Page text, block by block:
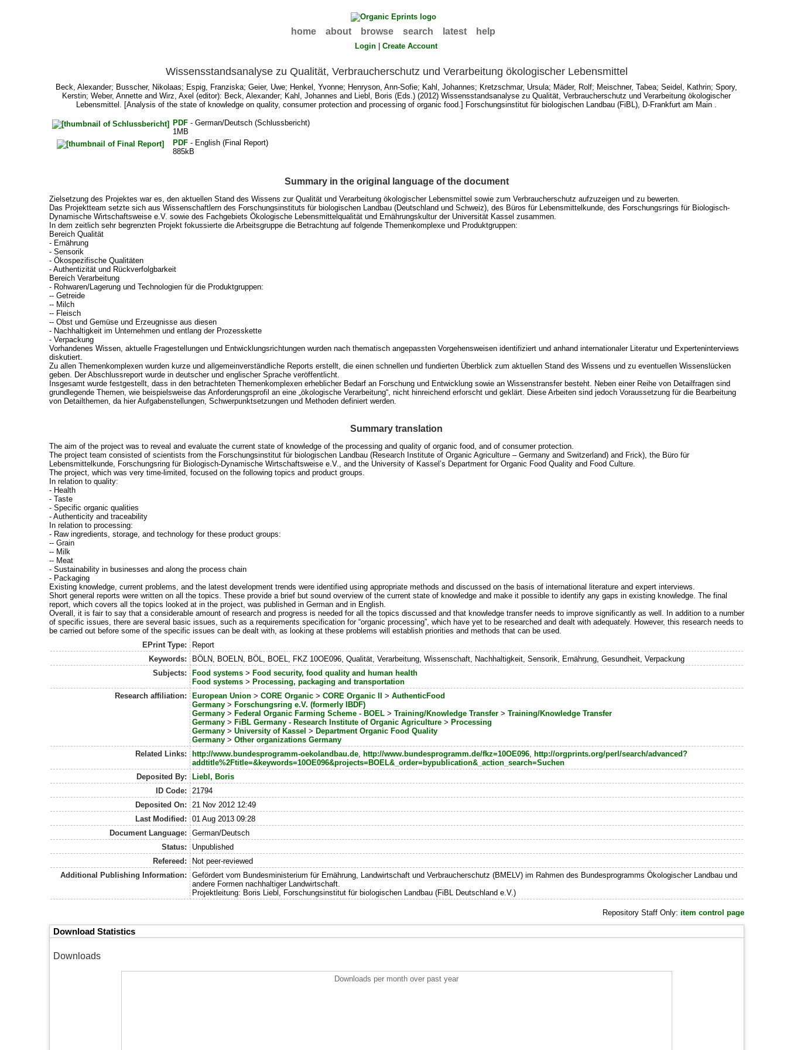
home about browse search latest help
Login |Create Account
Wissensstandsanalyse zu Qualität, Verbraucherschutz und Verarbeitung ökologischer Lebensmittel
Beck, Alexander; Busscher, Nikolaas; Espig, Franziska;Geier, Uwe; Henkel, Yvonne; Henryson, Ann-Sofie; Kahl, Johannes; Kretzschmar, Ursula; Mäder, Rolf; Meischner, Tabea;Seidel, Kathrin;Spory,
Kerstin;Weber, Annette andWirz, Axel (editor): Beck, Alexander; Kahl, Johannes and Liebl, Boris (Eds.) (2012) Wissensstandsanalyse zu Qualität, Verbraucherschutz und Verarbeitung ökologischer
Lebensmittel. [Analysis of the state of knowledge on quality, consumer protection and processing of organic food.] Forschungsinstitut für biologischen Landbau (FiBL), D-Frankfurt am Main .
PDF- German/Deutsch (Schlussbericht)
1MB
PDF- English (Final Report)
885kB
Summary in the original language of the document
Zielsetzung des Projektes war es, den aktuellen Stand des Wissens zur Qualität und Verarbeitung ökologischer Lebensmittel sowie zum Verbraucherschutz aufzuzeigen und zu bewerten.
Das Projektteam setzte sich aus Wissenschaftlern des Forschungsinstituts für biologischen Landbau (Deutschland und Schweiz), des Büros für Lebensmittelkunde, des Forschungsrings für Biologisch-
Dynamische Wirtschaftsweise e.V. sowie des Fachgebiets Ökologische Lebensmittelqualität und Ernährungskultur der Universität Kassel zusammen.
In dem zeitlich sehr begrenzten Projekt fokussierte die Arbeitsgruppe die Betrachtung auf folgende Themenkomplexe und Produktgruppen:
Bereich Qualität
- Ernährung
- Sensorik
- Ökospezifische Qualitäten
- Authentizität und Rückverfolgbarkeit
Bereich Verarbeitung
- Rohwaren/Lagerung und Technologien für die Produktgruppen:
-- Getreide
-- Milch
-- Fleisch
-- Obst und Gemüse und Erzeugnisse aus diesen
- Nachhaltigkeit im Unternehmen und entlang der Prozesskette
- Verpackung
Vorhandenes Wissen, aktuelle Fragestellungen und Entwicklungsrichtungen wurden nach thematisch angepassten Vorgehensweisen identifiziert und anhand internationaler Literatur und Experteninterviews
diskutiert.
Zu allen Themenkomplexen wurden kurze und allgemeinverständliche Reports erstellt, die einen schnellen und fundierten Überblick zum aktuellen Stand des Wissens und zu eventuellen Wissenslücken
geben. Der Abschlussreport wurde in deutscher und englischer Sprache veröffentlicht.
Insgesamt wurde festgestellt, dass in den betrachteten Themenkomplexen erheblicher Bedarf an Forschung und Entwicklung sowie an Wissenstransfer besteht. Neben einer Reihe von Detailfragen sind
grundlegende Themen, wie beispielsweise das Anforderungsprofil an eine „ökologische Verarbeitung“, nicht hinreichend erforscht und geklärt. Diese Arbeiten sind jedoch Voraussetzung für die Bearbeitung
von Detailthemen, da hier Aufgabenstellungen, Schwerpunktsetzungen und Methoden definiert werden.
Summary translation
The aim of the project was to reveal and evaluate the current state of knowledge of the processing and quality of organic food, and of consumer protection.
The project team consisted of scientists from the Forschungsinstitut für biologischen Landbau (Research Institute of Organic Agriculture – Germany and Switzerland) and Frick), the Büro für
Lebensmittelkunde, Forschungsring für Biologisch-Dynamische Wirtschaftsweise e.V., and the University of Kassel’s Department for Organic Food Quality and Food Culture.
The project, which was very time-limited, focused on the following topics and product groups.
In relation to quality:
- Health
- Taste
- Specific organic qualities
- Authenticity and traceability
In relation to processing:
- Raw ingredients, storage, and technology for these product groups:
-- Grain
-- Milk
-- Meat
- Sustainability in businesses and along the process chain
- Packaging
Existing knowledge, current problems, and the latest development trends were identified using appropriate methods and discussed on the basis of international literature and expert interviews.
Short general reports were written on all the topics. These provide a brief but sound overview of the current state of knowledge and make it possible to identify any gaps in existing knowledge. The final
report, which covers all the topics looked at in the project, was published in German and in English.
Overall, it is fair to say that a considerable amount of research and progress is needed for all the topics discussed and that knowledge transfer needs to improve significantly as well. In addition to a number
of specific issues, there are several basic issues, such as a requirements specification for “organic processing”, which have yet to be researched and dealt with adequately. However, this research needs to
be carried out before some of the specific issues can be dealt with, as looking at these problems will establish priorities and methods that can be used.
EPrint Type:
Report
Keywords:
BÖLN, BOELN, BÖL, BOEL, FKZ 10OE096, Qualität, Verarbeitung, Wissenschaft, Nachhaltigkeit, Sensorik, Ernährung, Gesundheit, Verpackung
Subjects:
Food systems >Food security, food quality and human health
Food systems >Processing, packaging and transportation
Research affiliation:
European Union >CORE Organic >CORE Organic II >AuthenticFood
Germany >Forschungsring e.V. (formerly IBDF)
Germany >Federal Organic Farming Scheme - BOEL >Training/Knowledge Transfer >Training/Knowledge Transfer
Germany >FiBL Germany - Research Institute of Organic Agriculture>Processing
Germany >University of Kassel >Department Organic Food Quality
Germany >Other organizations Germany
Related Links:
http://www.bundesprogramm-oekolandbau.de ,http://www.bundesprogramm.de/fkz=10OE096 ,http://orgprints.org/perl/search/advanced?
addtitle%2Ftitle=&keywords=10OE096&projects=BOEL&_order=bypublication&_action_search=Suchen
Deposited By:
Liebl, Boris
ID Code:
21794
Deposited On:
21 Nov 2012 12:49
Last Modified:
01 Aug 2013 09:28
Document Language:
German/Deutsch
Status:
Unpublished
Refereed:
Not peer-reviewed
Additional Publishing Information:
Gefördert vom Bundesministerium für Ernährung, Landwirtschaft und Verbraucherschutz (BMELV) im Rahmen des Bundesprogramms Ökologischer Landbau und
andere Formen nachhaltiger Landwirtschaft.
Projektleitung: Boris Liebl, Forschungsinstitut für biologischen Landbau (FiBL Deutschland e.V.)
Repository Staff Only: item control page
Download Statistics
Downloads
Downloads per month over past year